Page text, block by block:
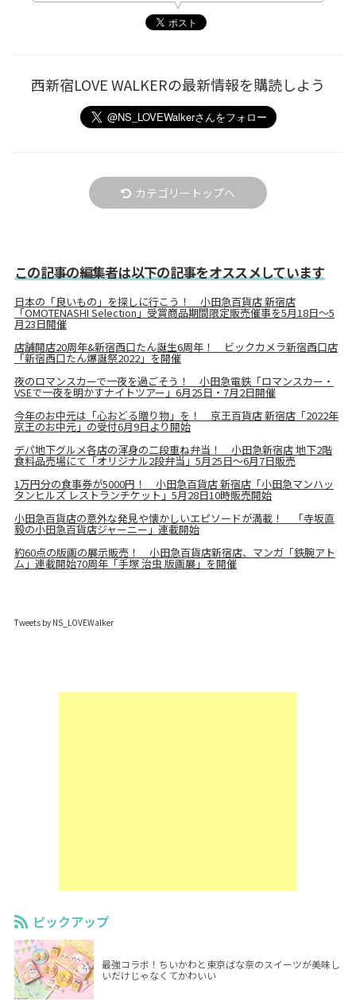
西新宿LOVE WALKERの最新情報を購読しよう
カテゴリートップへ
この記事の編集者は以下の記事をオススメしています
日本の「良いもの」を探しに行こう！ 小田急百貨店 新宿店
「OMOTENASHI Selection」受賞商品期間限定販売催事を5月18日～5
月23日開催
店舗開店20周年&新宿西口たん誕生6周年！ ビックカメラ新宿西口店
「新宿西口たん爆誕祭2022」を開催
夜のロマンスカーで一夜を過ごそう！ 小田急電鉄「ロマンスカー・
VSEで一夜を明かすナイトツアー」6月25日・7月2日開催
今年のお中元は「心おどる贈り物」を！ 京王百貨店 新宿店「2022年
京王のお中元」の受付6月9日より開始
デパ地下グルメ各店の渾身の二段重ね弁当！ 小田急新宿店 地下2階
食料品売場にて「オリジナル2段弁当」5月25日～6月7日販売
1万円分の食事券が5000円！ 小田急百貨店 新宿店「小田急マンハッ
タンヒルズ レストランチケット」5月28日10時販売開始
小田急百貨店の意外な発見や懐かしいエピソードが満載！ 「寺坂直
毅の小田急百貨店ジャーニー」連載開始
約60点の版画の展示販売！ 小田急百貨店新宿店、マンガ「鉄腕アト
ム」連載開始70周年「手塚 治虫 版画展」を開催
Tweets by NS_LOVEWalker
ピックアップ
最強コラボ！ちいかわと東京ばな奈のスイーツが美味し
いだけじゃなくてかわいい